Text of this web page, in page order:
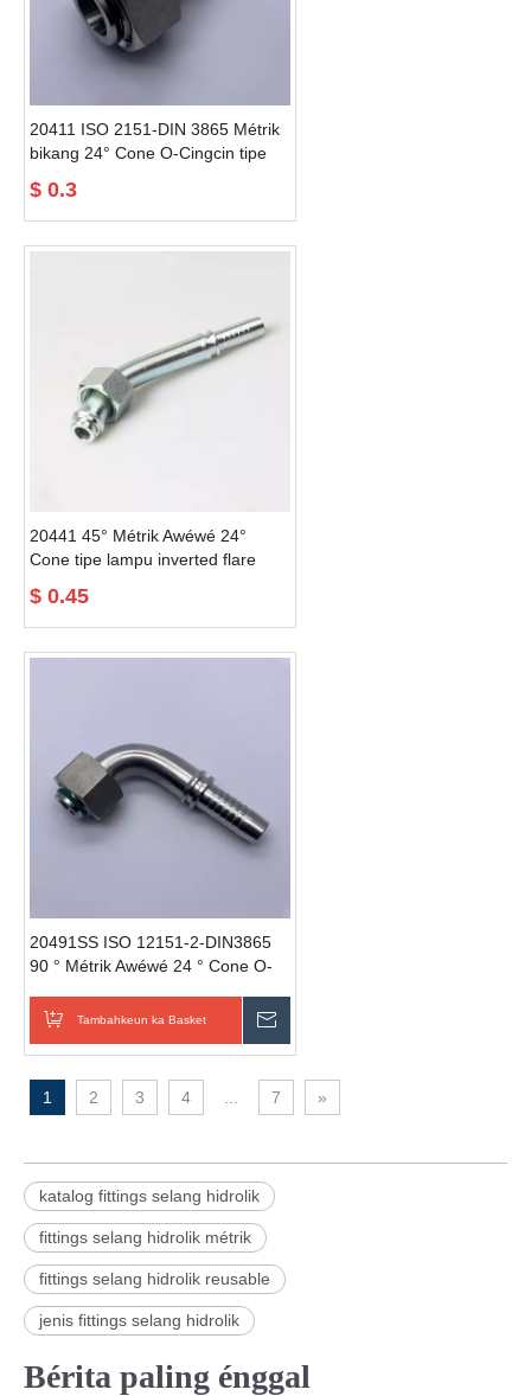
20411 ISO 2151-DIN 3865 Métrik
bikang 24° Cone O-Cingcin tipe
$ 0.3
20441 45° Métrik Awéwé 24°
Cone tipe lampu inverted flare
$ 0.45
20491SS ISO 12151-2-DIN3865
90 ° Métrik Awéwé 24 ° Cone O-
hidrolik selang pas pasangan
Tambahkeun ka Basket
1 2 3 4 7 »
katalog fittings selang hidrolik
fittings selang hidrolik métrik
fittings selang hidrolik reusable
jenis fittings selang hidrolik
Bérita paling énggal